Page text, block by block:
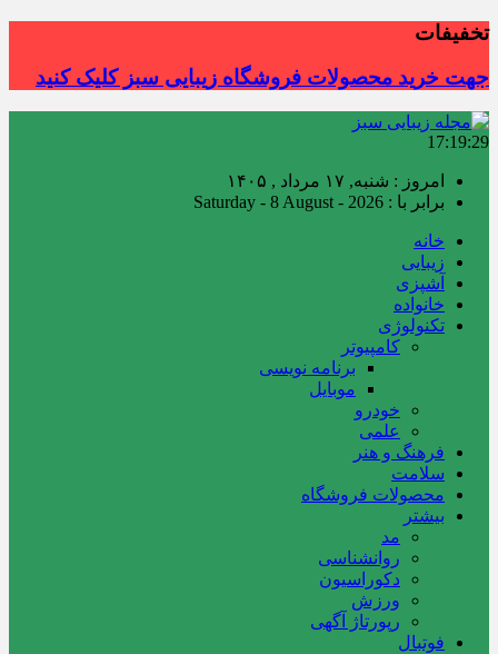
تخفیفات
جهت خرید محصولات فروشگاه زیبایی سبز کلیک کنید
17:19:30
امروز : شنبه, ۱۷ مرداد , ۱۴۰۵
برابر با : Saturday - 8 August - 2026
خانه
زیبایی
آشپزی
خانواده
تکنولوژی
کامپیوتر
برنامه نویسی
موبایل
خودرو
علمی
فرهنگ و هنر
سلامت
محصولات فروشگاه
بیشتر
مد
روانشناسی
دکوراسیون
ورزش
رپورتاژ آگهی
فوتبال